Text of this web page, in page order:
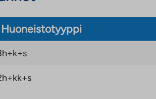
Huoneistotyyppi